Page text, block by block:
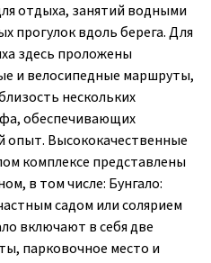
отдыха, занятий водными
прогулок вдоль берега. Для
здесь проложены
и велосипедные маршруты,
нескольких
обеспечивающих
опыт. Высококачественные
комплексе представлены
в том числе: Бунгало:
садом или солярием
включают в себя две
парковочное место и